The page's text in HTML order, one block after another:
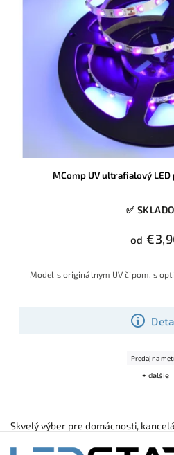
MComp UV ultrafialový LED
✅
od
Model s originálnym UV čipom, s
Predaj na
+ ďalšie
Skvelý výber pre domácnosti,